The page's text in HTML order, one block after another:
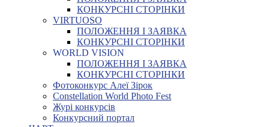
КОНКУРСНІ СТОРІНКИ
VIRTUOSO
ПОЛОЖЕННЯ І ЗАЯВКА
КОНКУРСНІ СТОРІНКИ
WORLD VISION
ПОЛОЖЕННЯ І ЗАЯВКА
КОНКУРСНІ СТОРІНКИ
Фотоконкурс Алеї Зірок
Constellation World Photo Fest
Журі конкурсів
Конкурсний портал